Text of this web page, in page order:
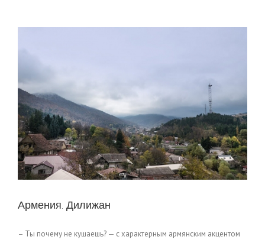
Армения. Дилижан
– Ты почему не кушаешь? — с характерным армянским акцентом